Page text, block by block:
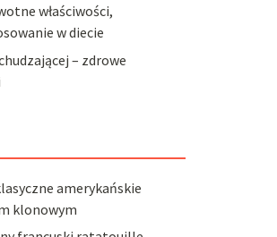
właściwości,
w diecie
– zdrowe
amerykańskie
klonowym